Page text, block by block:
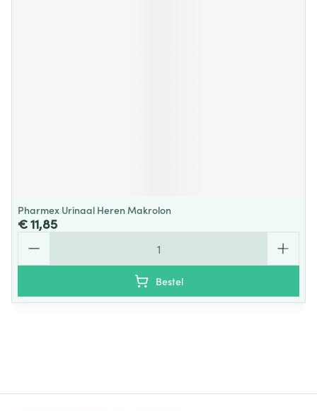
Pharmex Urinaal Heren Makrolon
€ 11,85
Bestel